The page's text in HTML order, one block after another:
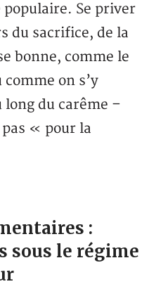
Se priver
du sacrifice, de la
bonne, comme le
on s’y
du carême –
« pour la
:
sous le régime